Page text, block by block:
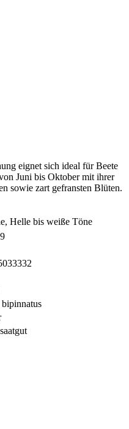
eignet sich ideal für Beete
Juni bis Oktober mit ihrer
sowie zart gefransten Blüten.
Helle bis weiße Töne